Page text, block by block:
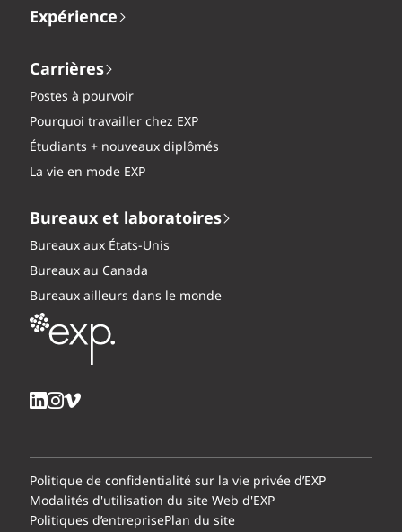
Expérience
Carrières
Postes à pourvoir
Pourquoi travailler chez EXP
Étudiants + nouveaux diplômés
La vie en mode EXP
Bureaux et laboratoires
Bureaux aux États-Unis
Bureaux au Canada
Bureaux ailleurs dans le monde
Politique de confidentialité sur la vie privée d’EXP
Modalités d'utilisation du site Web d'EXP
Politiques d’entreprisePlan du site